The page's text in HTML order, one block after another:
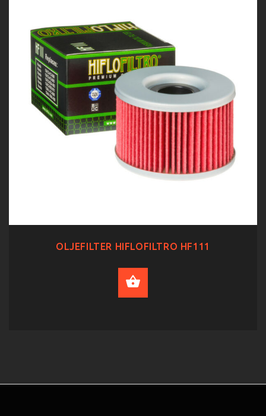
OLJEFILTER HIFLOFILTRO HF111